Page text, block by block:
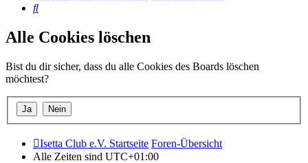
Suche
Alle Cookies löschen
Bist du dir sicher, dass du alle Cookies des Boards löschen
möchtest?
Isetta Club e.V. Startseite Foren-Übersicht
Alle Zeiten sind UTC+01:00